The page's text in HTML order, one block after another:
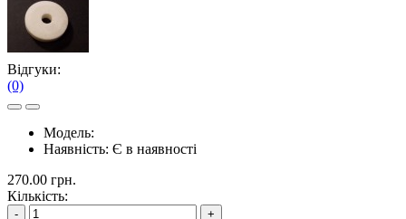
Відгуки:
(0)
Модель:
Наявність: Є в наявності
270.00 грн.
Кількість:
- +